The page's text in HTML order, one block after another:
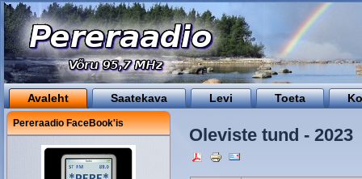
Avaleht Saatekava Levi Toeta
Pereraadio FaceBook'is
Oleviste tund - 2023